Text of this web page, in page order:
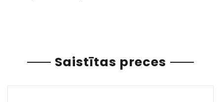
Saistītas preces